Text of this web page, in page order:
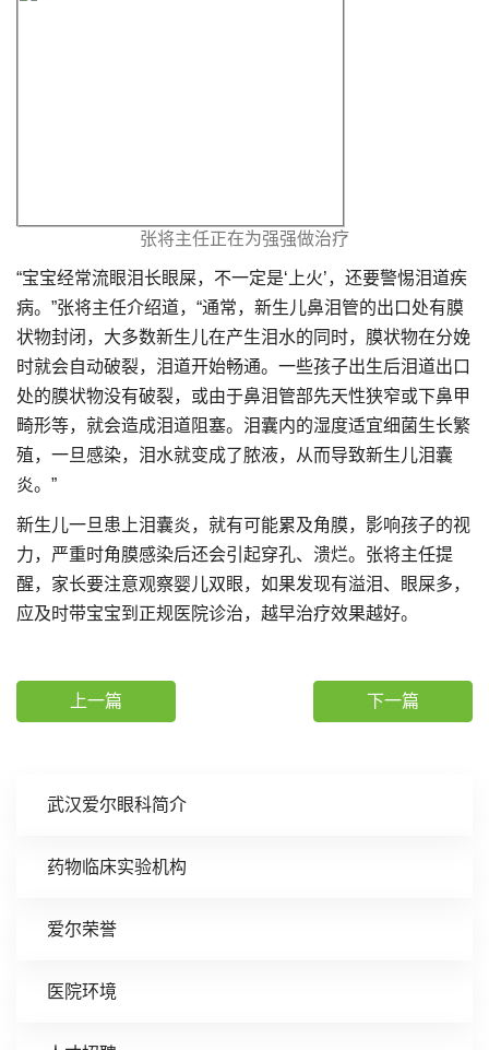
武汉爱尔眼科简介
药物临床实验机构
爱尔荣誉
医院环境
张将主任正在为强强做治疗
“宝宝经常流眼泪长眼屎，不一定是‘上火’，还要警惕泪道疾
病。”张将主任介绍道，“通常，新生儿鼻泪管的出口处有膜
状物封闭，大多数新生儿在产生泪水的同时，膜状物在分娩
时就会自动破裂，泪道开始畅通。一些孩子出生后泪道出口
处的膜状物没有破裂，或由于鼻泪管部先天性狭窄或下鼻甲
畸形等，就会造成泪道阻塞。泪囊内的湿度适宜细菌生长繁
殖，一旦感染，泪水就变成了脓液，从而导致新生儿泪囊
炎。”
新生儿一旦患上泪囊炎，就有可能累及角膜，影响孩子的视
力，严重时角膜感染后还会引起穿孔、溃烂。张将主任提
醒，家长要注意观察婴儿双眼，如果发现有溢泪、眼屎多，
应及时带宝宝到正规医院诊治，越早治疗效果越好。
上一篇 下一篇